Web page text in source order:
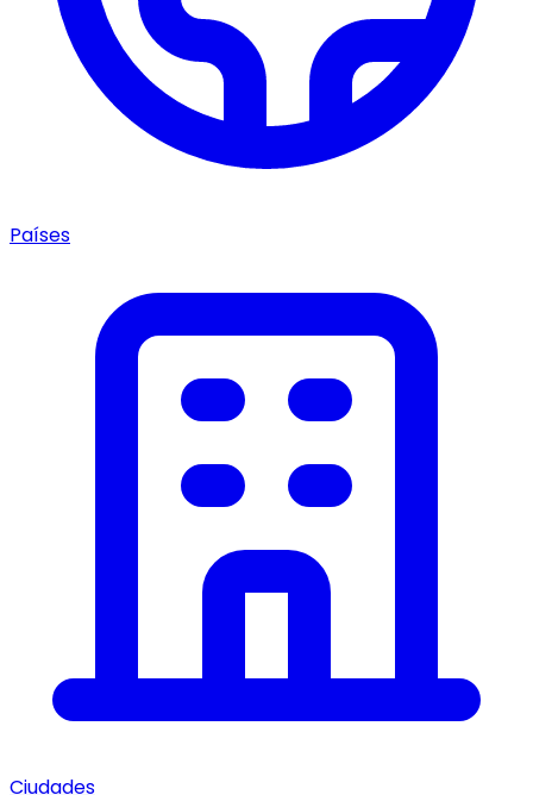
Países
Ciudades